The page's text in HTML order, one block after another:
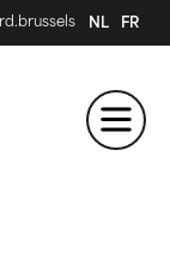
NL FR